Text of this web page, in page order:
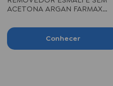
ACETONA ARGAN FARMAX
Conhecer